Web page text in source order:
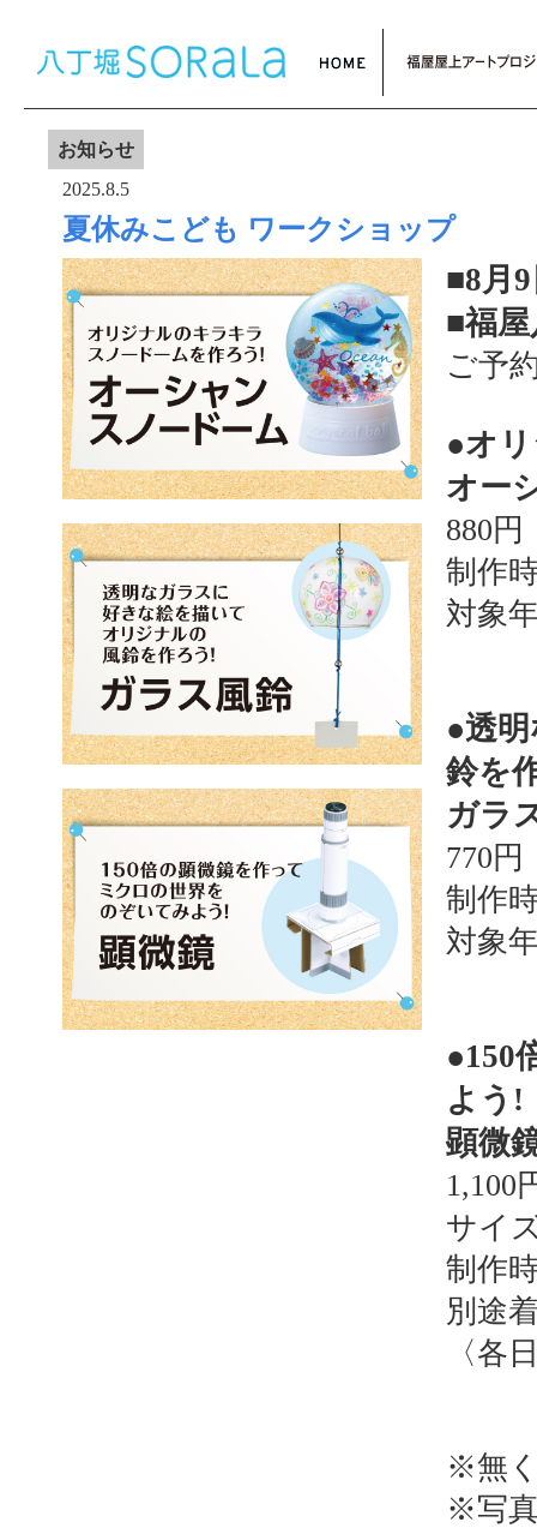
お知らせ
2025.8.5
夏休みこども ワークショップ
■8月
■福
ご予
●オ
オー
880円
制作
対象
●透
鈴を
ガラ
770円
制作
対象
●150
よう!
顕微
1,100
サイ
制作
別途
〈各
※無
※写